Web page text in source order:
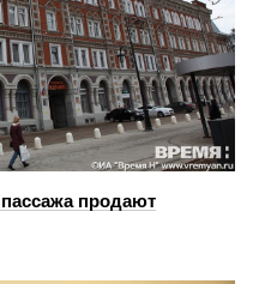
продают